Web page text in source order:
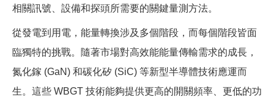
相關訊號
設備和探頭所需要的關鍵量測方法。
從發電到用電，能量轉換涉及多個階段，而每個階段皆面
臨獨特的挑戰。隨著市場對高效能能量傳輸需求的成長，
氮化鎵 (GaN) 和碳化矽 (SiC) 等新型半導體技術應運而
生。這些 WBGT 技術能夠提供更高的開關頻率、更低的功